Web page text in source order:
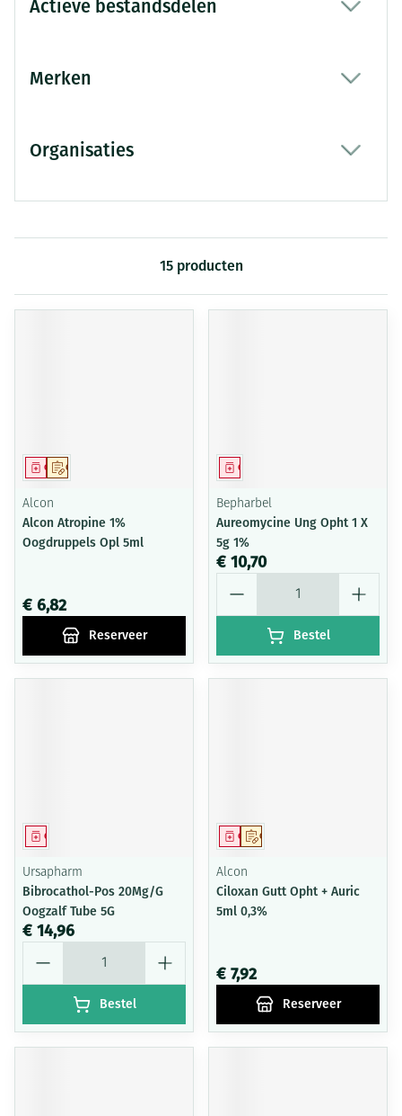
Actieve bestandsdelen
Merken
Organisaties
15producten
Op voorschrift
Geneesmiddel
Alcon
Alcon Atropine 1%
Oogdruppels Opl 5ml
€ 6,82
Reserveer
Geneesmiddel
Bepharbel
Aureomycine Ung Opht 1 X
5g 1%
€ 10,70
Bestel
Geneesmiddel
Ursapharm
Bibrocathol-Pos 20Mg/G
Oogzalf Tube 5G
€ 14,96
Bestel
Op voorschrift
Geneesmiddel
Alcon
Ciloxan Gutt Opht + Auric
5ml 0,3%
€ 7,92
Reserveer